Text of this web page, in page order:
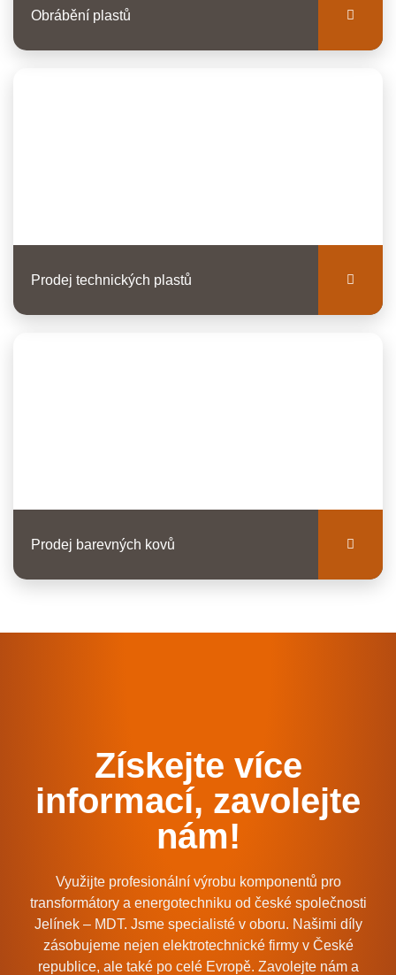
Obrábění plastů
Prodej technických plastů
Prodej barevných kovů
Získejte více
informací, zavolejte
nám!
Využijte profesionální výrobu komponentů pro
transformátory a energotechniku od české společnosti
Jelínek – MDT. Jsme specialisté v oboru. Našimi díly
zásobujeme nejen elektrotechnické firmy v České
republice, ale také po celé Evropě. Zavolejte nám a